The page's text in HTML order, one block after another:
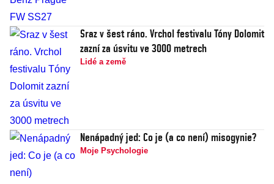
Sraz v šest ráno. Vrchol festivalu Tóny Dolomit
zazní za úsvitu ve 3000 metrech
Lidé a země
Nenápadný jed: Co je (a co není) misogynie?
Moje Psychologie